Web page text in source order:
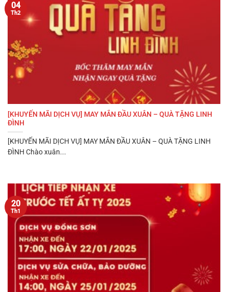
[KHUYẾN MÃI DỊCH VỤ] MAY MẮN ĐẦU XUÂN – QUÀ TẶNG LINH
ĐÌNH
[KHUYẾN MÃI DỊCH VỤ] MAY MẮN ĐẦU XUÂN – QUÀ TẶNG LINH
ĐÌNH Chào xuân...
04
Th2
20
Th1